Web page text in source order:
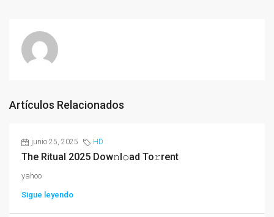
Artículos Relacionados
junio 25, 2025 HD
The Ritual 2025 Dow𝚗l𝚘ad To𝚛rent
yahoo
Sigue leyendo